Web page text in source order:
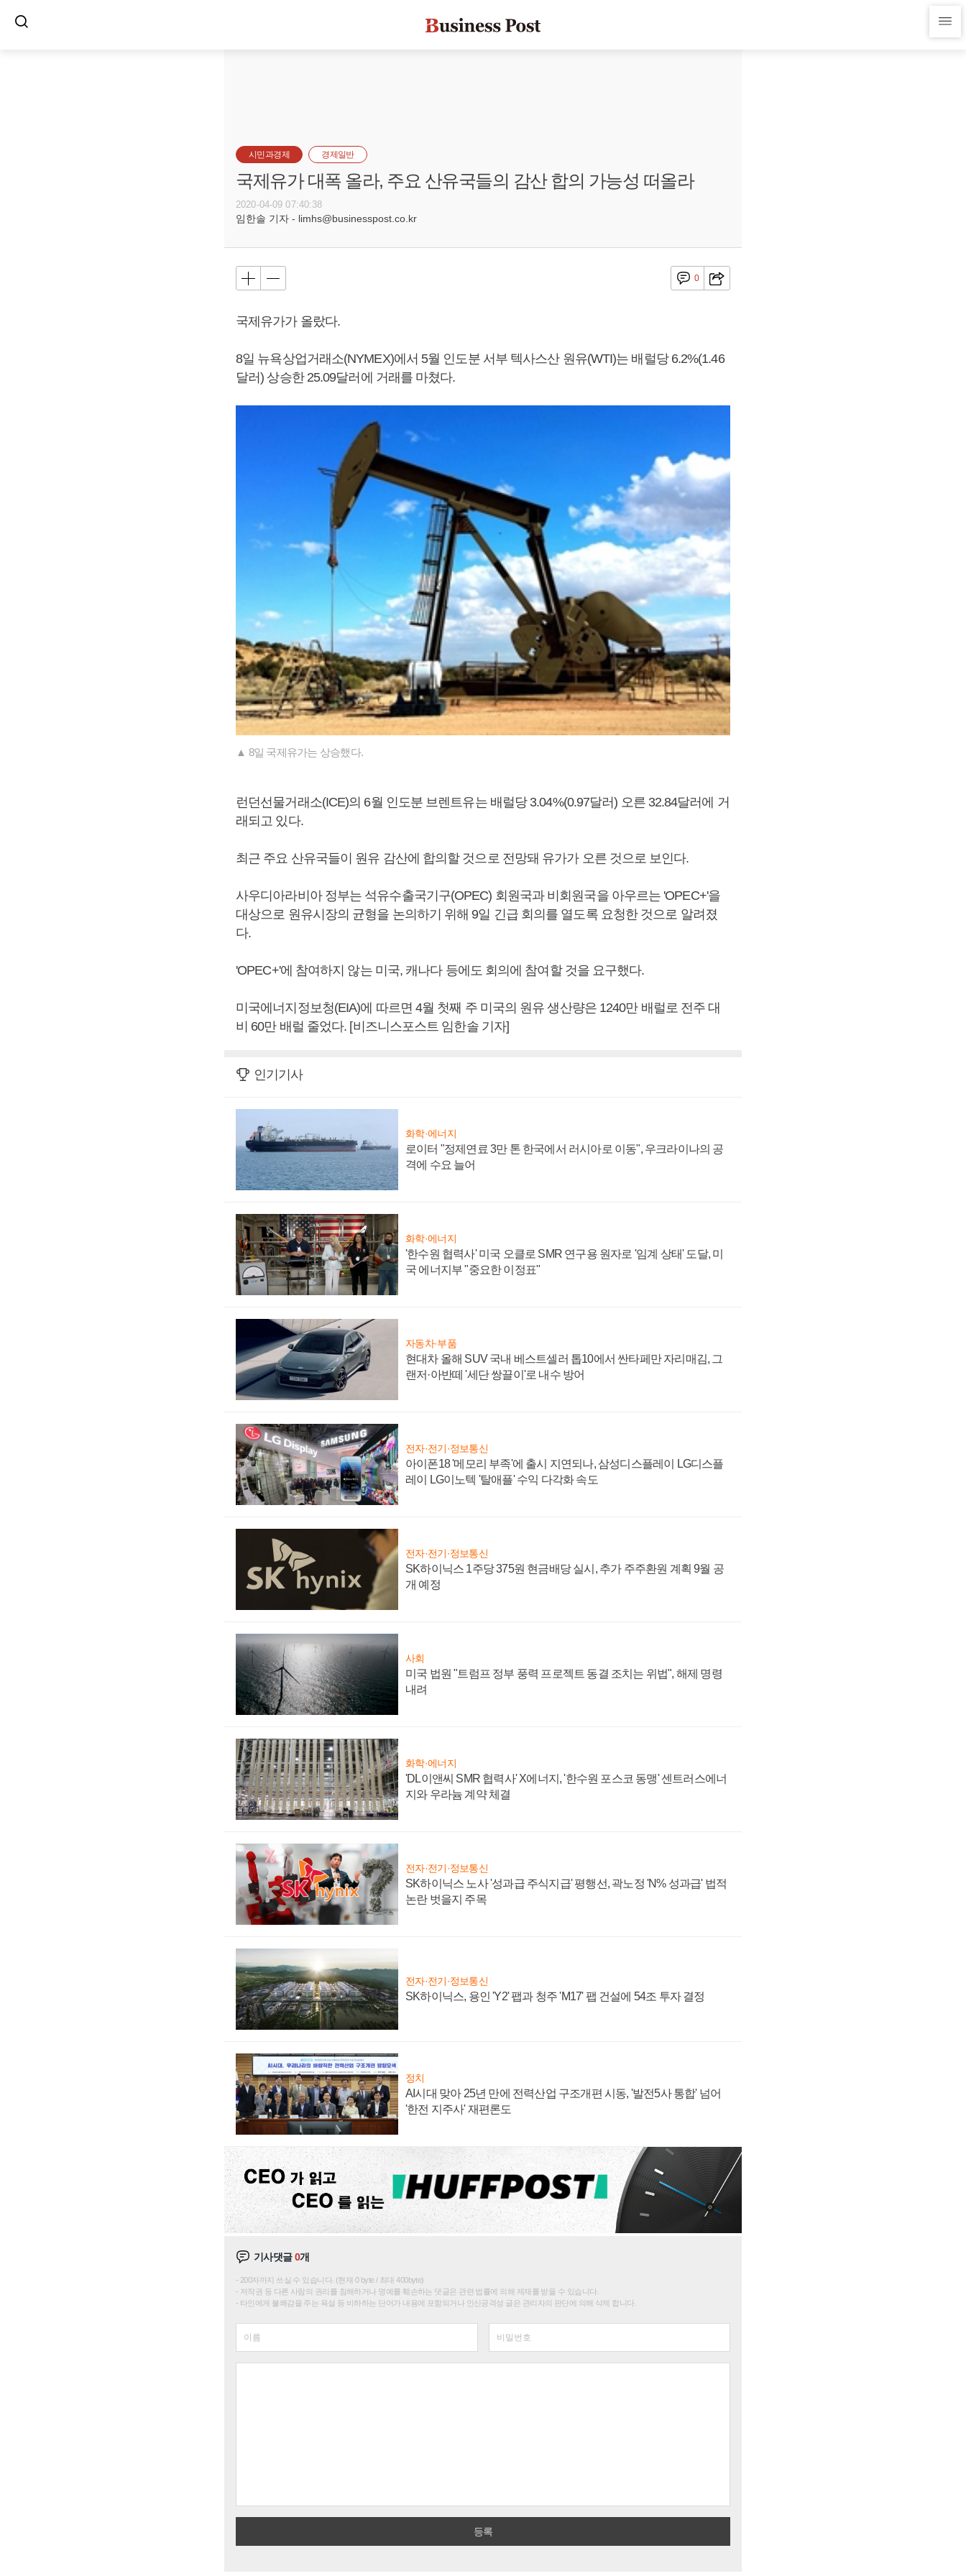
시민과경제 경제일반
국제유가 대폭 올라, 주요 산유국들의 감산 합의 가능성 떠올라
2020-04-09 07:40:38
임한솔 기자 - limhs@businesspost.co.kr
0
국제유가가 올랐다.
8일 뉴욕상업거래소(NYMEX)에서 5월 인도분 서부 텍사스산 원유(WTI)는 배럴당 6.2%(1.46
달러) 상승한 25.09달러에 거래를 마쳤다.
▲ 8일 국제유가는 상승했다.
런던선물거래소(ICE)의 6월 인도분 브렌트유는 배럴당 3.04%(0.97달러) 오른 32.84달러에 거
래되고 있다.
최근 주요 산유국들이 원유 감산에 합의할 것으로 전망돼 유가가 오른 것으로 보인다.
사우디아라비아 정부는 석유수출국기구(OPEC) 회원국과 비회원국을 아우르는 'OPEC+'을
대상으로 원유시장의 균형을 논의하기 위해 9일 긴급 회의를 열도록 요청한 것으로 알려졌
다.
'OPEC+'에 참여하지 않는 미국, 캐나다 등에도 회의에 참여할 것을 요구했다.
미국에너지정보청(EIA)에 따르면 4월 첫째 주 미국의 원유 생산량은 1240만 배럴로 전주 대
비 60만 배럴 줄었다. [비즈니스포스트 임한솔 기자]
인기기사
화학·에너지
로이터 "정제연료 3만 톤 한국에서 러시아로 이동", 우크라이나의 공
격에 수요 늘어
화학·에너지
'한수원 협력사' 미국 오클로 SMR 연구용 원자로 '임계 상태' 도달, 미
국 에너지부 "중요한 이정표"
자동차·부품
현대차 올해 SUV 국내 베스트셀러 톱10에서 싼타페만 자리매김, 그
랜저·아반떼 '세단 쌍끌이'로 내수 방어
전자·전기·정보통신
아이폰18 '메모리 부족'에 출시 지연되나, 삼성디스플레이 LG디스플
레이 LG이노텍 '탈애플' 수익 다각화 속도
전자·전기·정보통신
SK하이닉스 1주당 375원 현금배당 실시, 추가 주주환원 계획 9월 공
개 예정
사회
미국 법원 "트럼프 정부 풍력 프로젝트 동결 조치는 위법", 해제 명령
내려
화학·에너지
'DL이앤씨 SMR 협력사' X에너지, '한수원 포스코 동맹' 센트러스에너
지와 우라늄 계약 체결
전자·전기·정보통신
SK하이닉스 노사 '성과급 주식지급' 평행선, 곽노정 'N% 성과급' 법적
논란 벗을지 주목
전자·전기·정보통신
SK하이닉스, 용인 'Y2' 팹과 청주 'M17' 팹 건설에 54조 투자 결정
정치
AI시대 맞아 25년 만에 전력산업 구조개편 시동, '발전5사 통합' 넘어
'한전 지주사' 재편론도
기사댓글0개
200자까지 쓰실 수 있습니다. (현재 0 byte / 최대 400byte)
저작권 등 다른 사람의 권리를 침해하거나 명예를 훼손하는 댓글은 관련 법률에 의해 제재를 받을 수 있습니다.
타인에게 불쾌감을 주는 욕설 등 비하하는 단어가 내용에 포함되거나 인신공격성 글은 관리자의 판단에 의해 삭제 합니다.